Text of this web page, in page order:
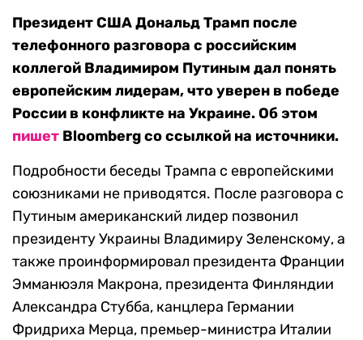
Президент США Дональд Трамп после
телефонного разговора с российским
коллегой Владимиром Путиным дал понять
европейским лидерам, что уверен в победе
России в конфликте на Украине. Об этом
пишет Bloomberg со ссылкой на источники.
Подробности беседы Трампа с европейскими
союзниками не приводятся. После разговора с
Путиным американский лидер позвонил
президенту Украины Владимиру Зеленскому, а
также проинформировал президента Франции
Эмманюэля Макрона, президента Финляндии
Александра Стубба, канцлера Германии
Фридриха Мерца, премьер-министра Италии